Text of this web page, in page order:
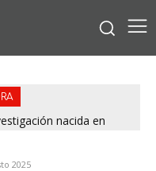
nacida en
2025